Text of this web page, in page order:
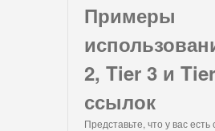
Примеры
2, Tier 3 и
ссылок
Представьте, что у вас есть